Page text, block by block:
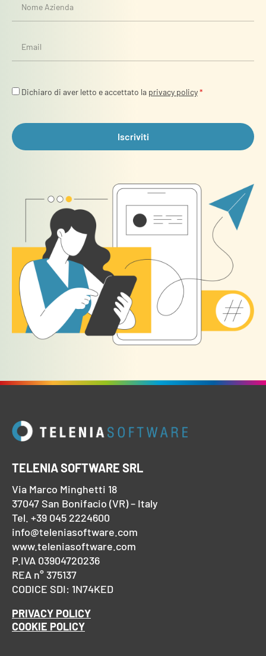
Dichiaro di aver letto e accettato la privacy policy*
Iscriviti
TELENIA SOFTWARE SRL
Via Marco Minghetti 18
37047 San Bonifacio (VR) – Italy
Tel. +39 045 2224600
info@teleniasoftware.com
www.teleniasoftware.com
P.IVA 03904720236
REA n° 375137
CODICE SDI: 1N74KED
PRIVACY POLICY
COOKIE POLICY